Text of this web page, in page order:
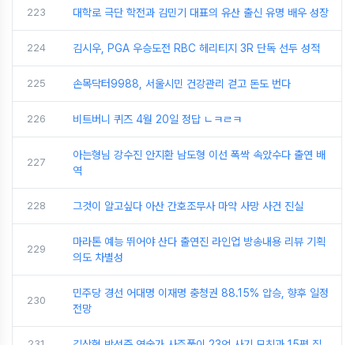
223 대학로 극단 학전과 김민기 대표의 유산 출신 유명 배우 성장
224 김시우, PGA 우승도전 RBC 헤리티지 3R 단독 선두 성적
225 손목닥터9988, 서울시민 건강관리 걷고 돈도 번다
226 비트버니 퀴즈 4월 20일 정답 ㄴㅋㄹㅋ
227
아는형님 강수진 안지환 남도형 이선 폭싹 속았수다 출연 배
역
228 그것이 알고싶다 아산 간호조무사 마약 사망 사건 진실
229
마라톤 예능 뛰어야 산다 출연진 라인업 방송내용 리뷰 기획
의도 차별성
230
민주당 경선 어대명 이재명 충청권 88.15% 압승, 향후 일정
전망